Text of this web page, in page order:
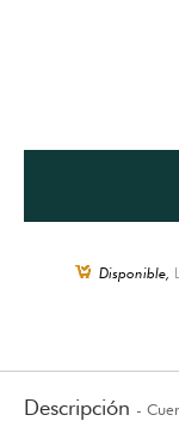
Disponible,
Descripción -